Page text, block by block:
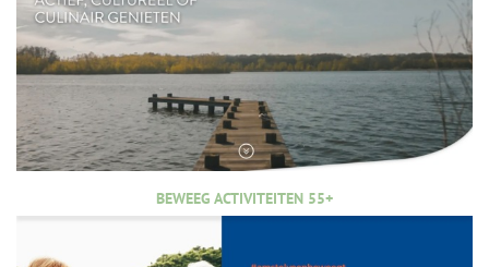
BEWEEG ACTIVITEITEN 55+